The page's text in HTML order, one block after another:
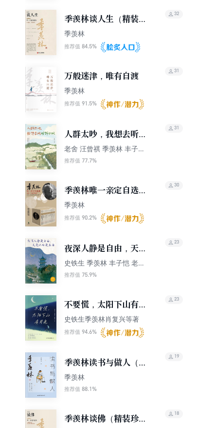
季羡林谈人生（精装珍
藏版）
季羡林
推荐值 84.5%
32
万般迷津，唯有自渡
季羡林
推荐值 91.5%
31
人群太吵，我想去听旷
野的风
老舍 汪曾祺 季羡林 丰子恺
梁实秋等
推荐值 77.7%
31
季羡林唯一亲定自选集
（珍藏版）（套装共14
册）
季羡林
推荐值 90.2%
30
夜深人静是自由，天亮
以后是生活
史铁生 季羡林 丰子恺 老舍
鲁迅等
推荐值 75.9%
23
不要慌，太阳下山有月
光
史铁生季羡林肖复兴等著
推荐值 94.6%
23
季羡林读书与做人（立
身以立学为先，立学以
读书为本）
季羡林
推荐值 88.1%
19
季羡林谈佛（精装珍藏
18